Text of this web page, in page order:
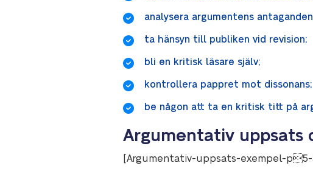
analysera argumentens
ta hänsyn till publiken vid revision;
bli en kritisk läsare själv;
kontrollera pappret mot dissonans;
be någon att ta en kritisk titt på
Argumentativ uppsats
[Argumentativ-uppsats-exempel-p5-